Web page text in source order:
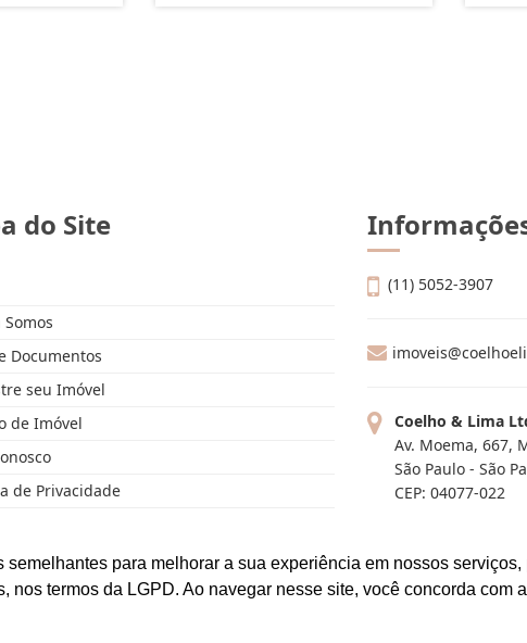
para melhorar a sua experiência em nossos
termos da LGPD. Ao navegar nesse site, você concorda com
do Site
Documentos
seu Imóvel
de Imóvel
de Privacidade
(11) 5052-3907
Coelho & Lima
Av. Moema, 667,
São Paulo - São
CEP: 04077-022